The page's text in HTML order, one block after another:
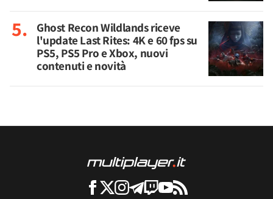
Ghost Recon Wildlands riceve
l'update Last Rites: 4K e 60 fps su
PS5, PS5 Pro e Xbox, nuovi
contenuti e novità